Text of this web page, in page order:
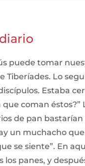
puede tomar
Tiberíades. Lo
Estaba
coman
de pan
un muchacho
se siente”. En
los panes, y